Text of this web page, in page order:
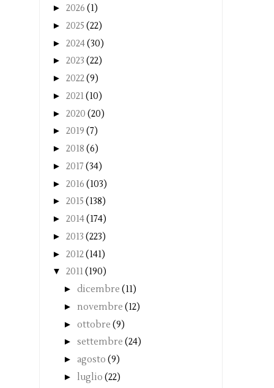
► 2026 (1)
► 2025 (22)
► 2024(30)
► 2023 (22)
► 2022(9)
► 2021(10)
► 2020 (20)
► 2019 (7)
► 2018 (6)
► 2017 (34)
► 2016 (103)
► 2015 (138)
► 2014(174)
► 2013 (223)
► 2012(141)
▼ 2011(190)
► dicembre (11)
► novembre (12)
► ottobre (9)
► settembre (24)
► agosto (9)
► luglio (22)